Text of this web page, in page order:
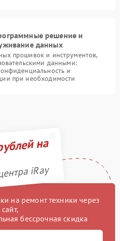
решение и
данных
прошивок и инструментов,
данными:
и
при необходимости
на
iRay
на ремонт техники через
сайт,
бессрочная скидка